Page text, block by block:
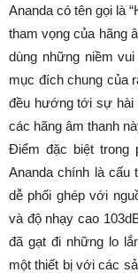
Ananda có tên gọi là
tham vọng của hãng
dùng những niềm
mục đích chung của
đều hướng tới sự hài
các hãng âm thanh
Điểm đặc biệt trong
Ananda chính là cấu
dễ phối ghép với
và độ nhạy cao
đã gạt đi những lo
một thiết bị với các